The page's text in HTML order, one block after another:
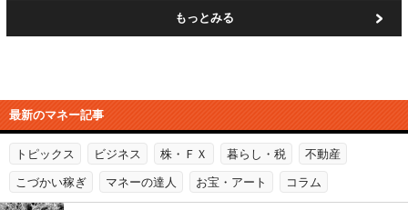
もっとみる
最新のマネー記事
トピックス ビジネス 株・ＦＸ 暮らし・税 不動産
こづかい稼ぎ マネーの達人 お宝・アート コラム